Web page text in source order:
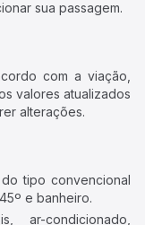
sua passagem.
com a viação,
valores atualizados
alterações.
tipo convencional
e banheiro.
ar-condicionado,